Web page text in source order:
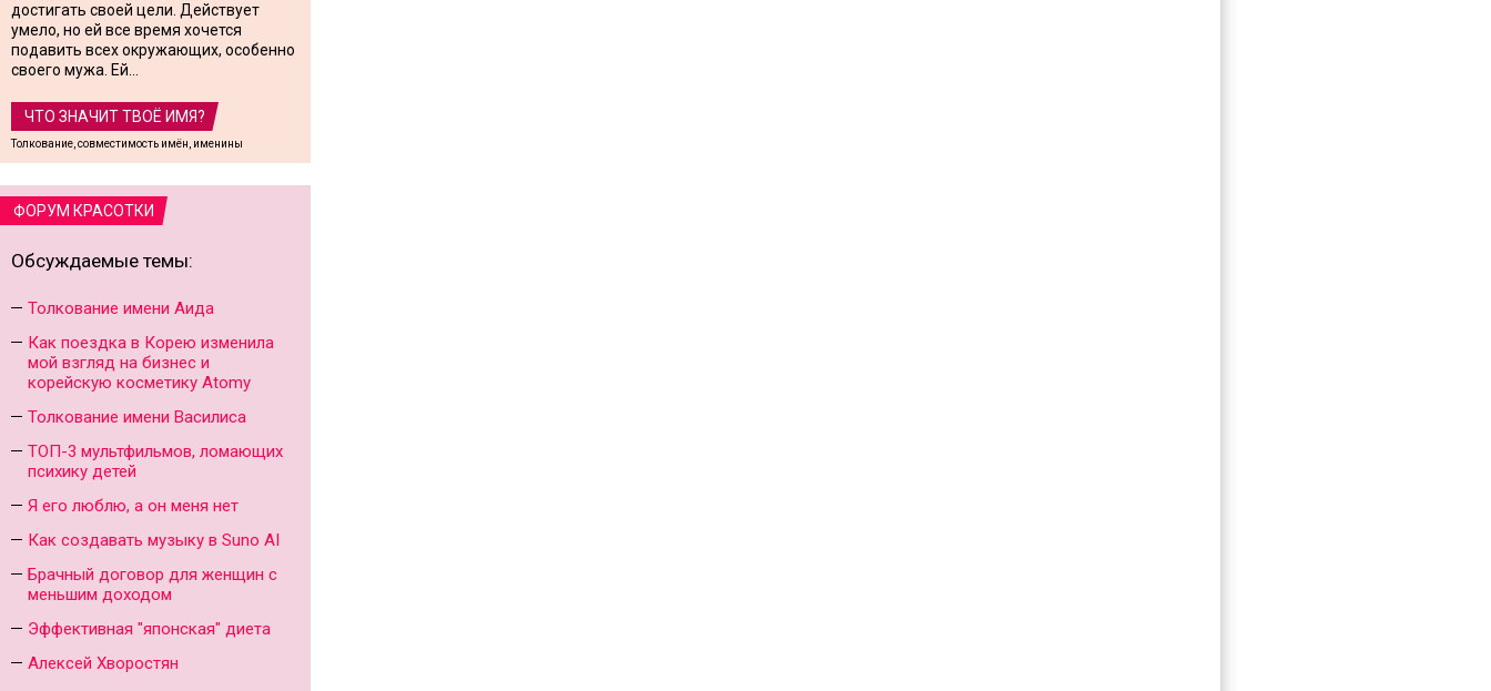
достигать своей цели. Действует
умело, но ей все время хочется
подавить всех окружающих, особенно
своего мужа. Ей...
ЧТО ЗНАЧИТ ТВОЁ ИМЯ?
Толкование, совместимость имён, именины
ФОРУМ КРАСОТКИ
Обсуждаемые темы:
Толкование имени Аида
Как поездка в Корею изменила
мой взгляд на бизнес и
корейскую косметику Atomy
Толкование имени Василиса
ТОП-3 мультфильмов, ломающих
психику детей
Я его люблю, а он меня нет
Как создавать музыку в Suno AI
Брачный договор для женщин с
меньшим доходом
Эффективная "японская" диета
Алексей Хворостян